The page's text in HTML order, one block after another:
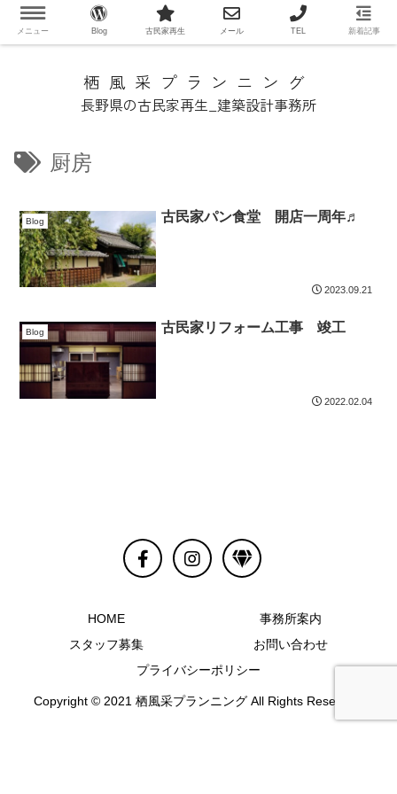
栖風采プランニング
長野県の古民家再生_建築設計事務所
厨房
Blog 古民家パン食堂 開店一周年♬
2023.09.21
Blog 古民家リフォーム工事 竣工
2022.02.04
HOME
事務所案内
スタッフ募集
お問い合わせ
プライバシーポリシー
Copyright © 2021 栖風采プランニング All Rights Reserved.
メニュー Blog 古民家再生 メール TEL 新着記事